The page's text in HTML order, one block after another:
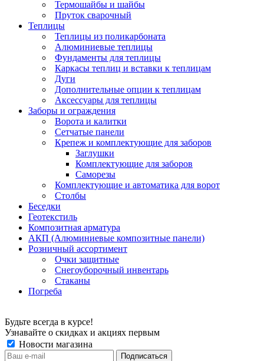
Термошайбы и шайбы
Пруток сварочный
Теплицы
Теплицы из поликарбоната
Алюминиевые теплицы
Фундаменты для теплицы
Каркасы теплиц и вставки к теплицам
Дуги
Дополнительные опции к теплицам
Аксессуары для теплицы
Заборы и ограждения
Ворота и калитки
Сетчатые панели
Крепеж и комплектующие для заборов
Заглушки
Комплектующие для заборов
Саморезы
Комплектующие и автоматика для ворот
Столбы
Беседки
Геотекстиль
Композитная арматура
АКП (Алюминиевые композитные панели)
Розничный ассортимент
Очки защитные
Снегоуборочный инвентарь
Стаканы
Погреба
Будьте всегда в курсе!
Узнавайте о скидках и акциях первым
Новости магазина